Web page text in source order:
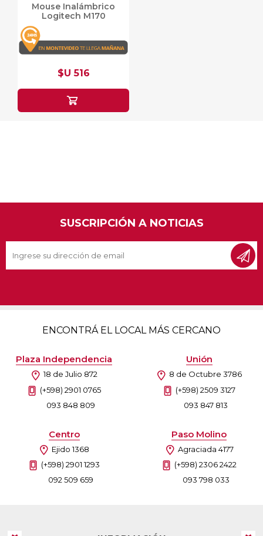
Mouse Inalámbrico
Logitech M170
$U 516
SUSCRIPCIÓN A NOTICIAS
ENCONTRÁ EL LOCAL MÁS CERCANO
Plaza Independencia
18 de Julio 872
(+598) 2901 0765
093 848 809
Unión
8 de Octubre 3786
(+598) 2509 3127
093 847 813
Centro
Ejido 1368
(+598) 2901 1293
092 509 659
Paso Molino
Agraciada 4177
(+598) 2306 2422
093 798 033